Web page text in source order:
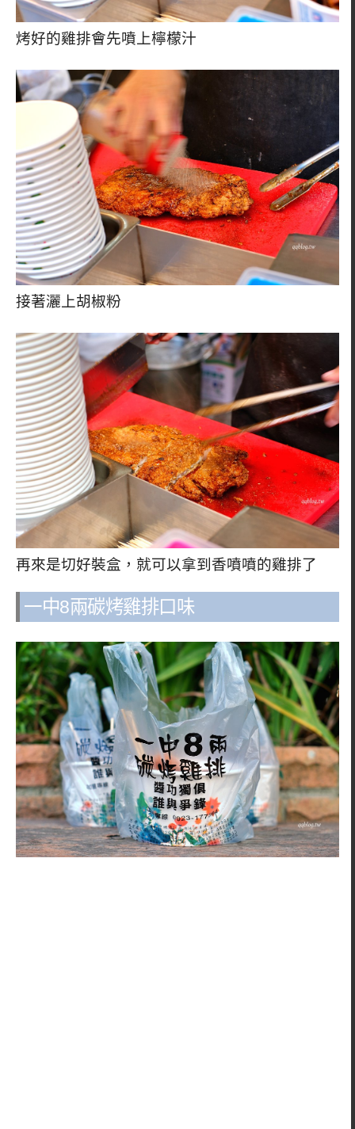
烤好的雞排會先噴上檸檬汁
接著灑上胡椒粉
再來是切好裝盒，就可以拿到香噴噴的雞排了
一中8兩碳烤雞排口味